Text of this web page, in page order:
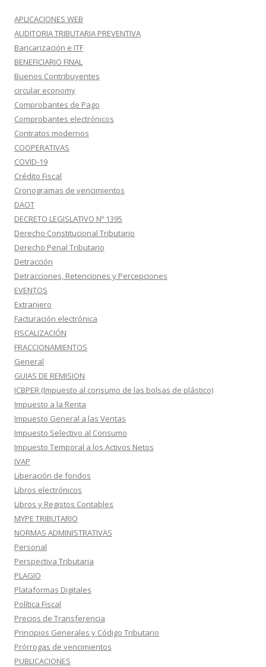
APLICACIONES WEB
AUDITORIA TRIBUTARIA PREVENTIVA
Bancarización e ITF
BENEFICIARIO FINAL
Buenos Contribuyentes
circular economy
Comprobantes de Pago
Comprobantes electrónicos
Contratos modernos
COOPERATIVAS
COVID-19
Crédito Fiscal
Cronogramas de vencimientos
DAOT
DECRETO LEGISLATIVO Nº 1395
Derecho Constitucional Tributario
Derecho Penal Tributario
Detracción
Detracciones, Retenciones y Percepciones
EVENTOS
Extranjero
Facturación electrónica
FISCALIZACIÓN
FRACCIONAMIENTOS
General
GUIAS DE REMISION
ICBPER (Impuesto al consumo de las bolsas de plástico)
Impuesto a la Renta
Impuesto General a las Ventas
Impuesto Selectivo al Consumo
Impuesto Temporal a los Activos Netos
IVAP
Liberación de fondos
Libros electrónicos
Libros y Registos Contables
MYPE TRIBUTARIO
NORMAS ADMINISTRATIVAS
Personal
Perspectiva Tributaria
PLAGIO
Plataformas Digitales
Política Fiscal
Precios de Transferencia
Principios Generales y Código Tributario
Prórrogas de vencimientos
PUBLICACIONES